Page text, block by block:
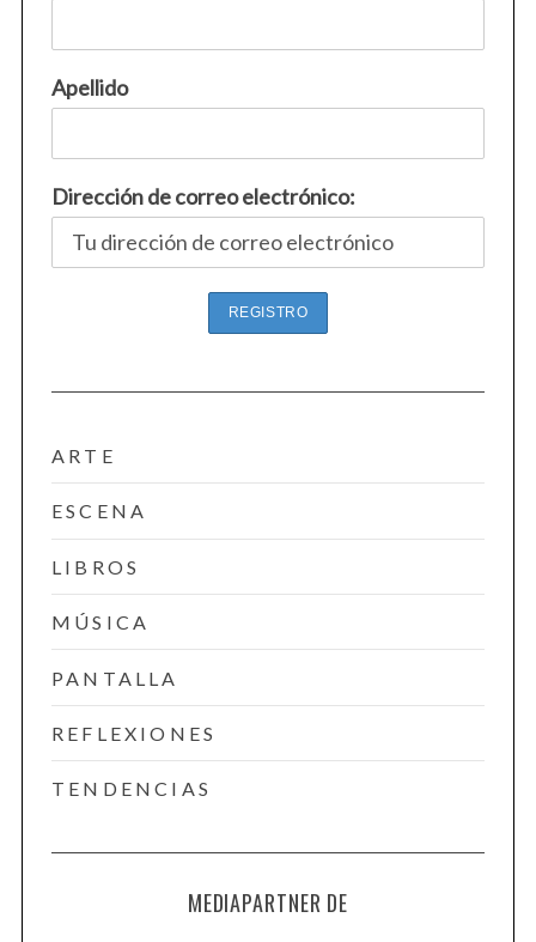
Apellido
Dirección de correo electrónico:
ARTE
ESCENA
LIBROS
MÚSICA
PANTALLA
REFLEXIONES
TENDENCIAS
MEDIAPARTNER DE